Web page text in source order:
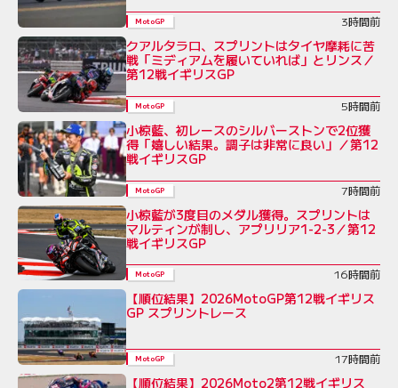
MotoGP 3時間前
クアルタラロ、スプリントはタイヤ摩耗に苦
戦「ミディアムを履いていれば」とリンス／
第12戦イギリスGP
MotoGP 5時間前
小椋藍、初レースのシルバーストンで2位獲
得「嬉しい結果。調子は非常に良い」／第12
戦イギリスGP
MotoGP 7時間前
小椋藍が3度目のメダル獲得。スプリントは
マルティンが制し、アプリリア1-2-3／第12
戦イギリスGP
MotoGP 16時間前
【順位結果】2026MotoGP第12戦イギリス
GP スプリントレース
MotoGP 17時間前
【順位結果】2026Moto2第12戦イギリス